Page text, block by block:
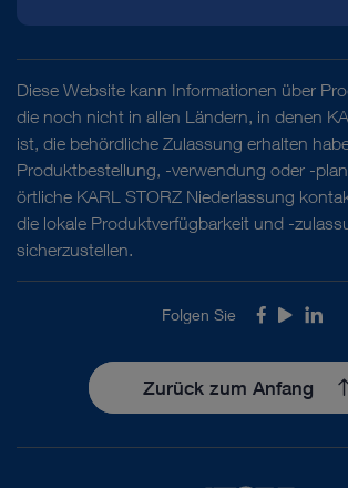
Diese Website kann Informationen über
die noch nicht in allen Ländern, in denen
ist, die behördliche Zulassung erhalten
Produktbestellung, -verwendung oder -
örtliche KARL STORZ Niederlassung
die lokale Produktverfügbarkeit und -
sicherzustellen.
Folgen Sie Facebook
Youtube
Zurück zum Anfang